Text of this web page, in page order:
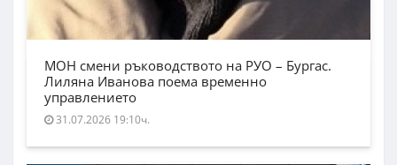
МОН смени ръководството на РУО – Бургас.
Лиляна Иванова поема временно
управлението
31.07.2026 19:10ч.